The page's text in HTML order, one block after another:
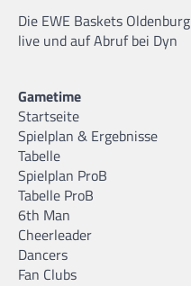
Die EWE Baskets Oldenburg
live und auf Abruf bei Dyn
Gametime
Startseite
Spielplan & Ergebnisse
Tabelle
Spielplan ProB
Tabelle ProB
6th Man
Cheerleader
Dancers
Fan Clubs